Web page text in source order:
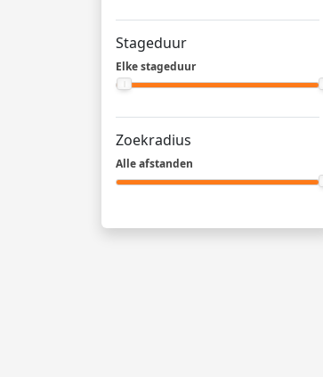
Stageduur
Elke stageduur
Zoekradius
Alle afstanden